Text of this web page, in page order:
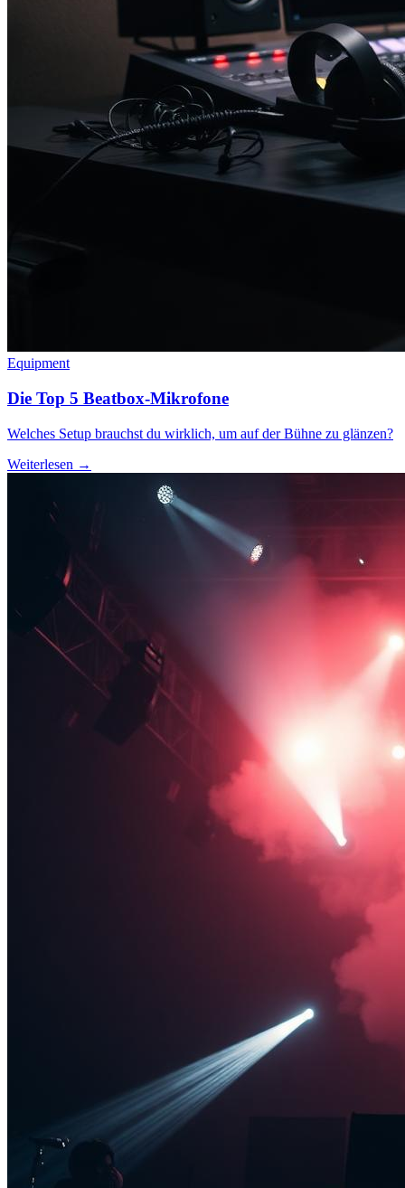
Equipment
Die Top 5 Beatbox-Mikrofone
Welches Setup brauchst du wirklich, um auf der Bühne zu glänzen?
Weiterlesen →